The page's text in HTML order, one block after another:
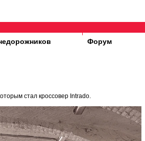
Форум
стал кроссовер Intrado.